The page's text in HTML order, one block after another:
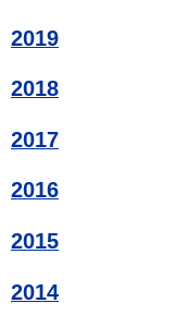
2019
2018
2017
2016
2015
2014